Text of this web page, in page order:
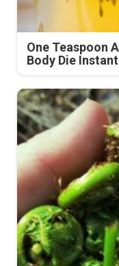
One Teaspoon
Body Die